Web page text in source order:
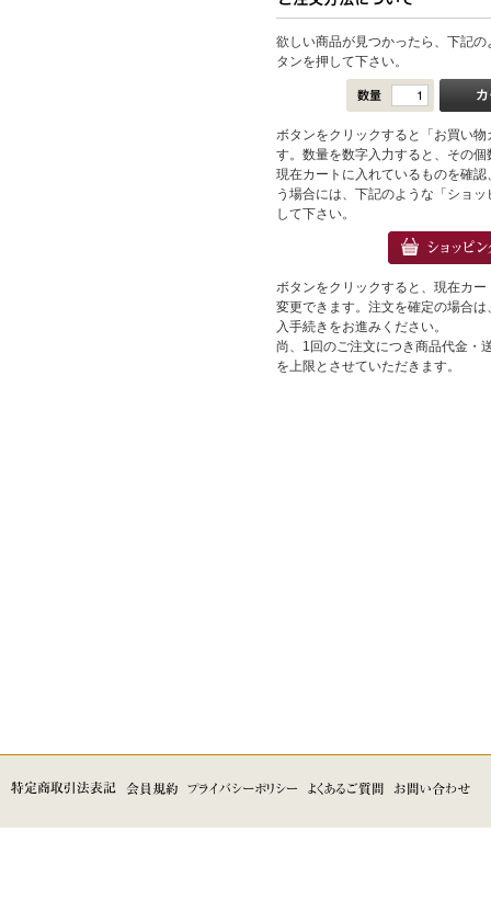
欲しい商品が見つかったら、下記
タンを押して下さい。
ボタンをクリックすると「お買い
す。数量を数字入力すると、その
現在カートに入れているものを確
う場合には、下記のような「ショ
して下さい。
ボタンをクリックすると、現在カ
変更できます。注文を確定の場合
入手続きをお進みください。
尚、1回のご注文につき商品代金・
を上限とさせていただきます。